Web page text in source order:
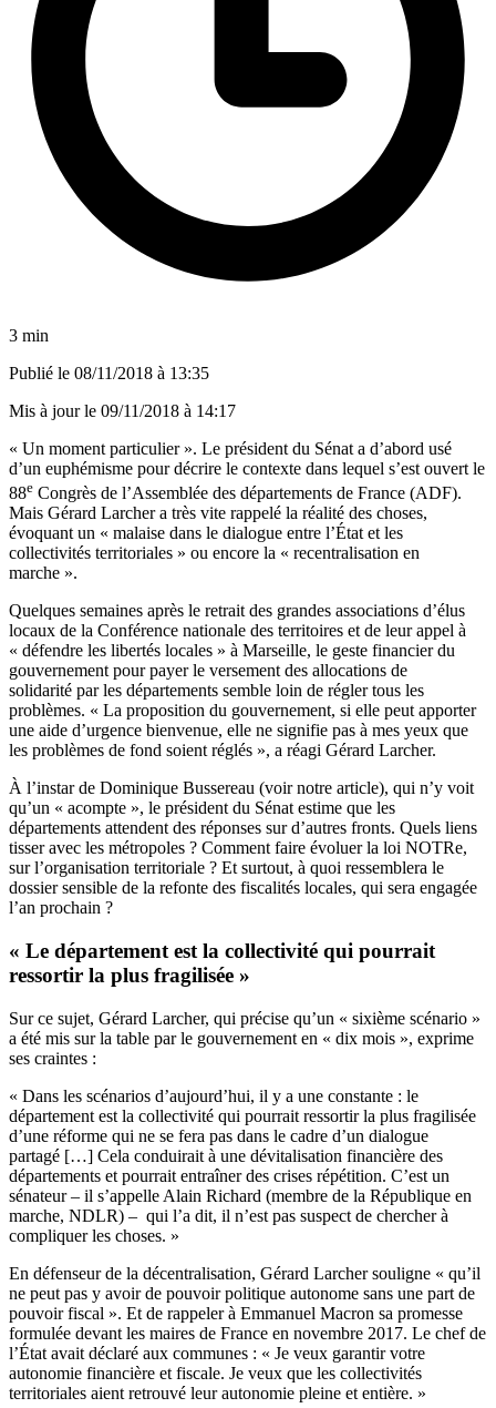
3 min
Publié le 08/11/2018 à 13:35
Mis à jour le 09/11/2018 à 14:17
« Un moment particulier ». Le président du Sénat a d’abord usé
d’un euphémisme pour décrire le contexte dans lequel s’est ouvert le
88e Congrès de l’Assemblée des départements de France (ADF).
Mais Gérard Larcher a très vite rappelé la réalité des choses,
évoquant un « malaise dans le dialogue entre l’État et les
collectivités territoriales » ou encore la « recentralisation en
marche ».
Quelques semaines après le retrait des grandes associations d’élus
locaux de la Conférence nationale des territoires et de leur appel à
« défendre les libertés locales » à Marseille, le geste financier du
gouvernement pour payer le versement des allocations de
solidarité par les départements semble loin de régler tous les
problèmes. « La proposition du gouvernement, si elle peut apporter
une aide d’urgence bienvenue, elle ne signifie pas à mes yeux que
les problèmes de fond soient réglés », a réagi Gérard Larcher.
À l’instar de Dominique Bussereau (voir notre article), qui n’y voit
qu’un « acompte », le président du Sénat estime que les
départements attendent des réponses sur d’autres fronts. Quels liens
tisser avec les métropoles ? Comment faire évoluer la loi NOTRe,
sur l’organisation territoriale ? Et surtout, à quoi ressemblera le
dossier sensible de la refonte des fiscalités locales, qui sera engagée
l’an prochain ?
« Le département est la collectivité qui pourrait
ressortir la plus fragilisée »
Sur ce sujet, Gérard Larcher, qui précise qu’un « sixième scénario »
a été mis sur la table par le gouvernement en « dix mois », exprime
ses craintes :
« Dans les scénarios d’aujourd’hui, il y a une constante : le
département est la collectivité qui pourrait ressortir la plus fragilisée
d’une réforme qui ne se fera pas dans le cadre d’un dialogue
partagé […] Cela conduirait à une dévitalisation financière des
départements et pourrait entraîner des crises répétition. C’est un
sénateur – il s’appelle Alain Richard (membre de la République en
marche, NDLR) – qui l’a dit, il n’est pas suspect de chercher à
compliquer les choses. »
En défenseur de la décentralisation, Gérard Larcher souligne « qu’il
ne peut pas y avoir de pouvoir politique autonome sans une part de
pouvoir fiscal ». Et de rappeler à Emmanuel Macron sa promesse
formulée devant les maires de France en novembre 2017. Le chef de
l’État avait déclaré aux communes : « Je veux garantir votre
autonomie financière et fiscale. Je veux que les collectivités
territoriales aient retrouvé leur autonomie pleine et entière. »